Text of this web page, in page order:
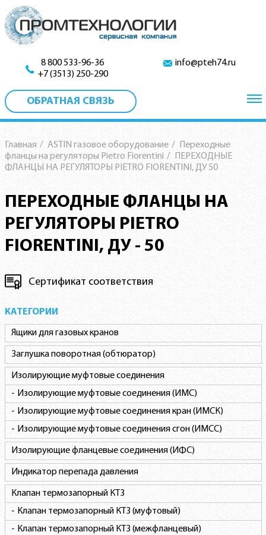
8 800 533-96-36
+7 (3513) 250-290
info@pteh74.ru
ОБРАТНАЯ СВЯЗЬ
Главная / ASTIN газовое оборудование /
Переходные
фланцы на регуляторы Pietro Fiorentini /
ПЕРЕХОДНЫЕ
ФЛАНЦЫ НА РЕГУЛЯТОРЫ PIETRO FIORENTINI, ДУ 50
ПЕРЕХОДНЫЕ ФЛАНЦЫ НА
РЕГУЛЯТОРЫ PIETRO
FIORENTINI, ДУ - 50
Сертификат соответствия
КАТЕГОРИИ
Ящики для газовых кранов
Заглушка поворотная (обтюратор)
Изолирующие муфтовые соединения
Изолирующие муфтовые соединения (ИМС)
Изолирующие муфтовые соединения кран (ИМСК)
Изолирующие муфтовые соединения сгон (ИМСС)
Изолирующие фланцевые соединения (ИФС)
Индикатор перепада давления
Клапан термозапорный КТЗ
Клапан термозапорный КТЗ (муфтовый)
Клапан термозапорный КТЗ (межфланцевый)